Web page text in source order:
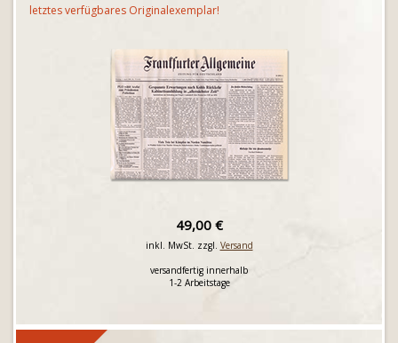
letztes verfügbares Originalexemplar!
49,00 €
inkl. MwSt. zzgl. Versand
versandfertig innerhalb
1-2 Arbeitstage